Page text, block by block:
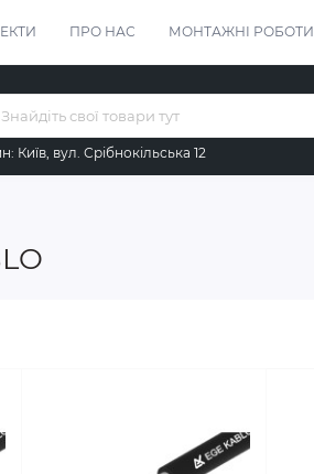
ПРО НАС МОНТАЖНІ РОБОТИ
Київ, вул. Срібнокільська 12